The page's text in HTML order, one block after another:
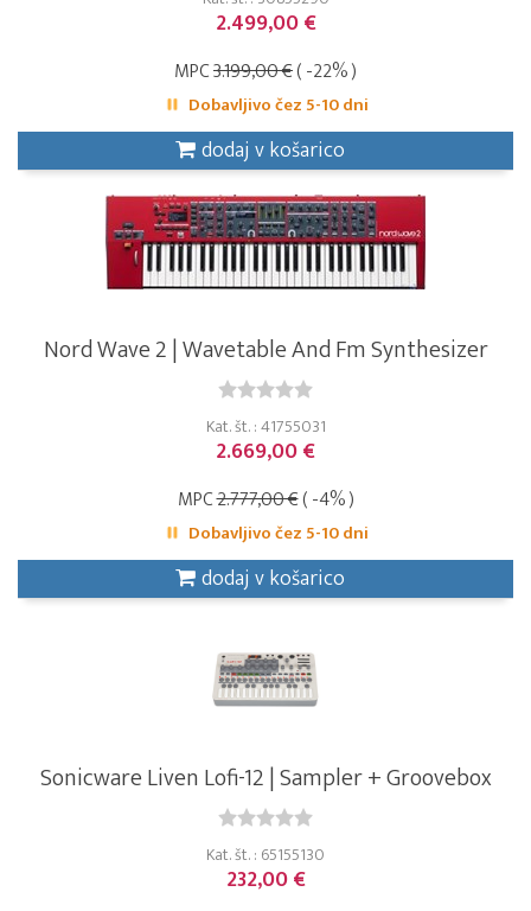
2.499,00 €
MPC3.199,00 €( -22% )
Dobavljivo čez 5-10 dni
dodaj v košarico
Nord Wave 2 | Wavetable And Fm Synthesizer
Kat. št. : 41755031
2.669,00 €
MPC2.777,00 €( -4% )
Dobavljivo čez 5-10 dni
dodaj v košarico
Sonicware Liven Lofi-12 | Sampler + Groovebox
Kat. št. : 65155130
232,00 €